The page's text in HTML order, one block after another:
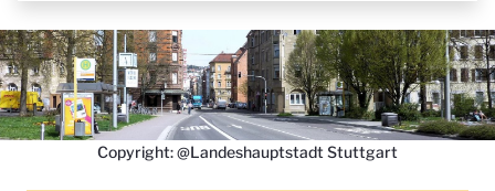
Copyright: @Landeshauptstadt Stuttgart